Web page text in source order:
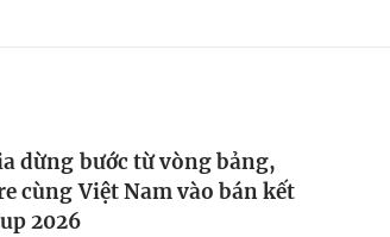
dừng bước từ vòng bảng,
cùng Việt Nam vào bán kết
2026